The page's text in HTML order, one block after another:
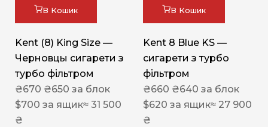
В Кошик
Kent (8) King Size —
Черновцы сигарети з
турбо фільтром
₴670 ₴650 за блок
$700 за ящик≈ 31 500
₴
В Кошик
Kent 8 Blue KS —
сигарети з турбо
фільтром
₴660 ₴640 за блок
$620 за ящик≈ 27 900
₴